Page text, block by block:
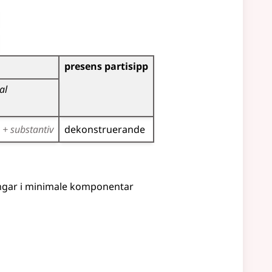
presens partisipp
+ substantiv dekonstruerande
i minimale komponentar